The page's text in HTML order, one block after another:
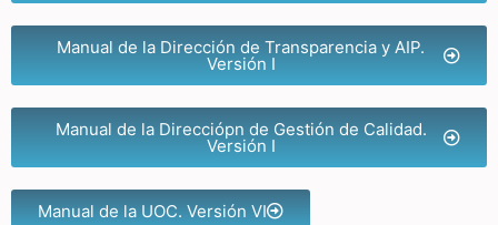
Manual de la Dirección de Transparencia y AIP.
Versión I
Manual de la Direcciópn de Gestión de Calidad.
Versión I
Manual de la UOC. Versión VI